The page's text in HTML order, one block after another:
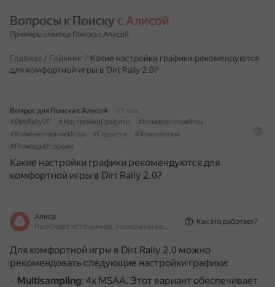
Вопросы к Поиску с Алисой
Примеры ответов Поиска с Алисой
Главная / Гейминг / Какие настройки графики рекомендуются
для комфортной игры в Dirt Rally 2.0?
Вопрос для Поиска с Алисой
31 мая
#DirtRally20
#НастройкиГрафики
#КомфортнаяИгра
#КомпьютерныеИгры
#Гаджеты
#Технологии
#ПомощьИгрокам
Какие настройки графики рекомендуются для
комфортной игры в Dirt Rally 2.0?
Алиса
На основе источников, возможны неточности
Как это работает?
Для комфортной игры в Dirt Rally 2.0 можно
рекомендовать следующие настройки графики:
Multisampling: 4x MSAA. Этот вариант обеспечивает